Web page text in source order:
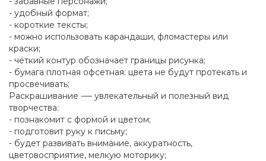
- удобный формат;
- короткие тексты;
- можно использовать карандаши, фломастеры или
краски;
- чёткий контур обозначает границы рисунка;
- бумага плотная офсетная: цвета не будут протекать и
просвечивать;
Раскрашивание -— увлекательный и полезный вид
творчества:
- познакомит с формой и цветом;
- подготовит руку к письму;
- будет развивать внимание, аккуратность,
цветовосприятие, мелкую моторику;